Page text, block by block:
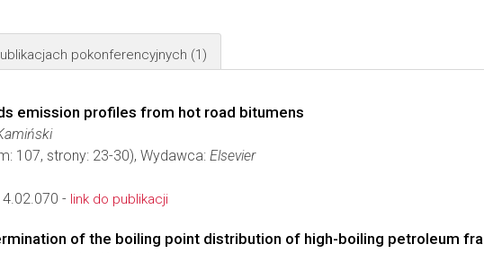
pokonferencyjnych (1)
emission profiles from hot road bitumens
107, strony: 23-30), Wydawca: Elsevier
- link do publikacji
of the boiling point distribution of high-boiling petroleum